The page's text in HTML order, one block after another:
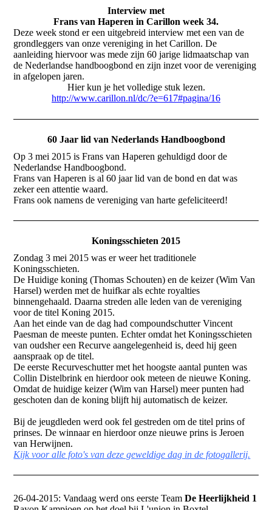
Interview met
Frans van Haperen in Carillon week 34.
Deze week stond er een uitgebreid interview met een van de
grondleggers van onze vereniging in het Carillon. De
aanleiding hiervoor was mede zijn 60 jarige lidmaatschap van
de Nederlandse handboogbond en zijn inzet voor de vereniging
in afgelopen jaren.
Hier kun je het volledige stuk lezen.
http://www.carillon.nl/dc/?e=617#pagina/16
60 Jaar lid van Nederlands Handboogbond
Op 3 mei 2015 is Frans van Haperen gehuldigd door de
Nederlandse Handboogbond.
Frans van Haperen is al 60 jaar lid van de bond en dat was
zeker een attentie waard.
Frans ook namens de vereniging van harte gefeliciteerd!
Koningsschieten 2015
Zondag 3 mei 2015 was er weer het traditionele
Koningsschieten.
De Huidige koning (Thomas Schouten) en de keizer (Wim Van
Harsel) werden met de huifkar als echte royalties
binnengehaald. Daarna streden alle leden van de vereniging
voor de titel Koning 2015.
Aan het einde van de dag had compoundschutter Vincent
Paesman de meeste punten. Echter omdat het Koningsschieten
van oudsher een Recurve aangelegenheid is, deed hij geen
aanspraak op de titel.
De eerste Recurveschutter met het hoogste aantal punten was
Collin Distelbrink en hierdoor ook meteen de nieuwe Koning.
Omdat de huidige keizer (Wim van Harsel) meer punten had
geschoten dan de koning blijft hij automatisch de keizer.
Bij de jeugdleden werd ook fel gestreden om de titel prins of
prinses. De winnaar en hierdoor onze nieuwe prins is Jeroen
van Herwijnen.
Kijk voor alle foto's van deze geweldige dag in de fotogallerij.
26-04-2015: Vandaag werd ons eerste TeamDe Heerlijkheid 1